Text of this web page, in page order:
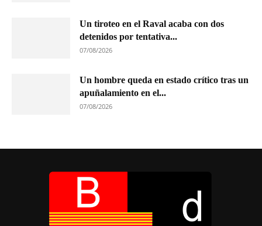
Un tiroteo en el Raval acaba con dos
detenidos por tentativa...
07/08/2026
Un hombre queda en estado crítico tras un
apuñalamiento en el...
07/08/2026